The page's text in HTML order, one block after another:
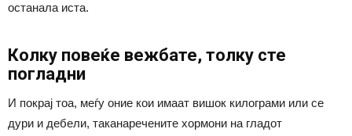
останала иста.
Колку повеќе вежбате, толку сте
погладни
И покрај тоа, меѓу оние кои имаат вишок килограми или се
дури и дебели, таканаречените хормони на гладот